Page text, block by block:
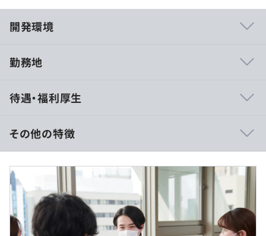
開発環境
・大手企業の基幹システム開発
・電子カルテなど医療分野のシステム開発
・仮想通過の領域におけるAI開発
・スマートシティの構築におけるIoT開発
外部のセミナーや、Web研修に参加する費用を補助して
スキルアップ、スキルチェンジが可能です。
勤務地
待遇・福利厚生
年収：400万～550万円
月収：28.5万円以上～39.2万円以上
賞与：2か月
※みなし残業代2.6万円～3.6万円を含む
※経験・能力を考慮の上、当社規定により決定いたしま
す。
その他の特徴